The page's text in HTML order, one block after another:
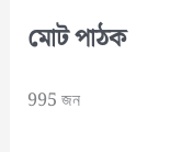
মোট পাঠক
995 জন